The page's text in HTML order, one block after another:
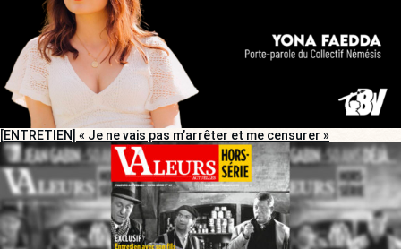
[ENTRETIEN] « Je ne vais pas m’arrêter et me censurer »